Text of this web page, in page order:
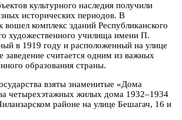
культурного наследия получили
исторических периодов. В
вошел комплекс зданий Республиканского
художественного училища имени П.
в 1919 году и расположенный на улице
считается одним из важных
образования страны.
взяты знаменитые «Дома
четырехэтажных жилых дома 1932–1934
районе на улице Бешагач, 16 и